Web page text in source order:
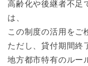
高齢化や後継者不足
は、
この制度の活用をご
ただし、貸付期間終
地方都市特有のルー